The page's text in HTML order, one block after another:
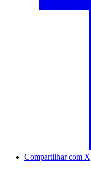
Compartilhar com X